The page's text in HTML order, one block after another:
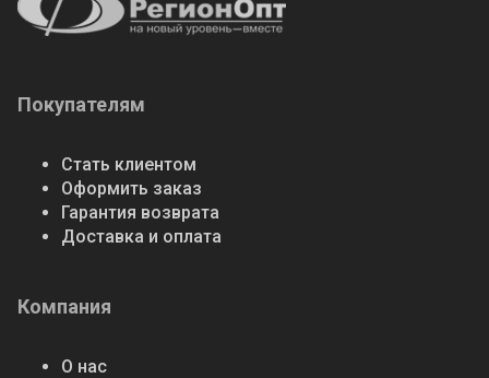
Покупателям
Стать клиентом
Оформить заказ
Гарантия возврата
Доставка и оплата
Компания
О нас